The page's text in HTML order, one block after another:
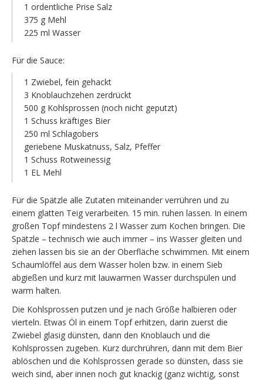
1 ordentliche Prise Salz
375 g Mehl
225 ml Wasser
Für die Sauce:
1 Zwiebel, fein gehackt
3 Knoblauchzehen zerdrückt
500 g Kohlsprossen (noch nicht geputzt)
1 Schuss kräftiges Bier
250 ml Schlagobers
geriebene Muskatnuss, Salz, Pfeffer
1 Schuss Rotweinessig
1 EL Mehl
Für die Spätzle alle Zutaten miteinander verrühren und zu
einem glatten Teig verarbeiten. 15 min. ruhen lassen. In einem
großen Topf mindestens 2 l Wasser zum Kochen bringen. Die
Spätzle – technisch wie auch immer – ins Wasser gleiten und
ziehen lassen bis sie an der Oberfläche schwimmen. Mit einem
Schaumlöffel aus dem Wasser holen bzw. in einem Sieb
abgießen und kurz mit lauwarmen Wasser durchspülen und
warm halten.
Die Kohlsprossen putzen und je nach Größe halbieren oder
vierteln. Etwas Öl in einem Topf erhitzen, darin zuerst die
Zwiebel glasig dünsten, dann den Knoblauch und die
Kohlsprossen zugeben. Kurz durchrühren, dann mit dem Bier
ablöschen und die Kohlsprossen gerade so dünsten, dass sie
weich sind, aber innen noch gut knackig (ganz wichtig, sonst